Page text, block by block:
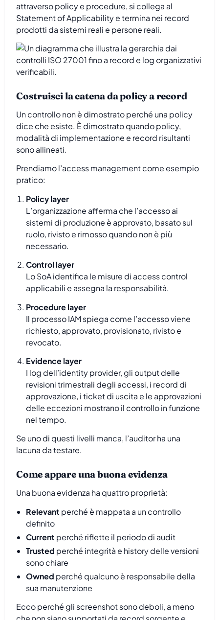
attraverso policy e procedure, si collega al
Statement of Applicability e termina nei record
prodotti da sistemi reali e persone reali.
Costruisci la catena da policy a record
Un controllo non è dimostrato perché una policy
dice che esiste. È dimostrato quando policy,
modalità di implementazione e record risultanti
sono allineati.
Prendiamo l’access management come esempio
pratico:
Policy layer
L’organizzazione afferma che l’accesso ai
sistemi di produzione è approvato, basato sul
ruolo, rivisto e rimosso quando non è più
necessario.
Control layer
Lo SoA identifica le misure di access control
applicabili e assegna la responsabilità.
Procedure layer
Il processo IAM spiega come l’accesso viene
richiesto, approvato, provisionato, rivisto e
revocato.
Evidence layer
I log dell’identity provider, gli output delle
revisioni trimestrali degli accessi, i record di
approvazione, i ticket di uscita e le approvazioni
delle eccezioni mostrano il controllo in funzione
nel tempo.
Se uno di questi livelli manca, l’auditor ha una
lacuna da testare.
Come appare una buona evidenza
Una buona evidenza ha quattro proprietà:
Relevant perché è mappata a un controllo
definito
Current perché riflette il periodo di audit
Trusted perché integrità e history delle versioni
sono chiare
Owned perché qualcuno è responsabile della
sua manutenzione
Ecco perché gli screenshot sono deboli, a meno